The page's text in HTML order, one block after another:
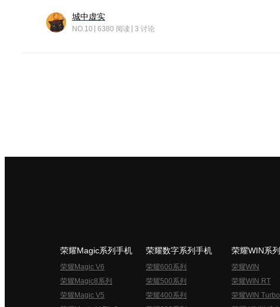
城中虚实
NO.10 6380 阅读 3 讨论
荣耀Magic系列手机
荣耀Magic V6
荣耀Magic8系列
荣耀Magic V5
荣耀数字系列手机
荣耀600系列
荣耀500系列
荣耀400系列
荣耀WIN系列
荣耀WIN
荣耀WIN RT
荣耀WIN Turbo